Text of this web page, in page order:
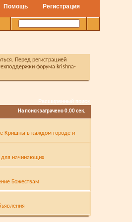
Регистрация
Помощь
Расширенный поиск
Перед регистрацией
форума krishna-
На поиск затрачено0.00сек.
Кришны в каждом городе и
для начинающих
Божествам